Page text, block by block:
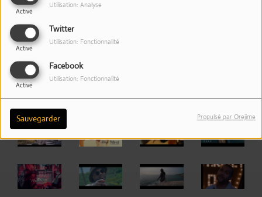
Activé
Utilisation: Analyse
Twitter
Activé
Utilisation: Fonctionnalité
Facebook
Activé
Utilisation: Fonctionnalité
Sauvegarder Propulsé par Orejime